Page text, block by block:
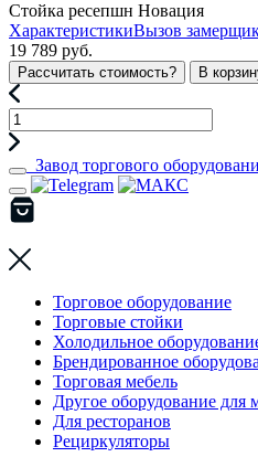
Стойка ресепшн Новация
ХарактеристикиВызов
19 789 руб.
Рассчитать стоимость? В
Завод торгового
Торговое оборудование
Торговые стойки
Холодильное
Брендированное
Торговая мебель
Другое оборудование для
Для ресторанов
Рециркуляторы